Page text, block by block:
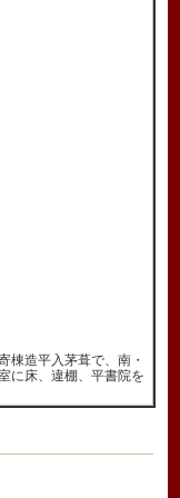
棟造平入茅葺で、南・
に床、違棚、平書院を